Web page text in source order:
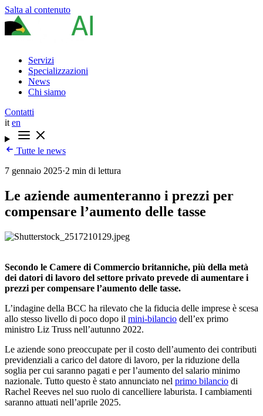
Salta al contenuto
Servizi
Specializzazioni
News
Chi siamo
Contatti
it en
Tutte le news
7 gennaio 2025·2 min di lettura
Le aziende aumenteranno i prezzi per
compensare l’aumento delle tasse
Secondo le Camere di Commercio britanniche, più della metà
dei datori di lavoro del settore privato prevede di aumentare i
prezzi per compensare l’aumento delle tasse.
L’indagine della BCC ha rilevato che la fiducia delle imprese è scesa
allo stesso livello di poco dopo il mini-bilancio dell’ex primo
ministro Liz Truss nell’autunno 2022.
Le aziende sono preoccupate per il costo dell’aumento dei contributi
previdenziali a carico del datore di lavoro, per la riduzione della
soglia per cui saranno pagati e per l’aumento del salario minimo
nazionale. Tutto questo è stato annunciato nel primo bilancio di
Rachel Reeves nel suo ruolo di cancelliere laburista. I cambiamenti
saranno attuati nell’aprile 2025.